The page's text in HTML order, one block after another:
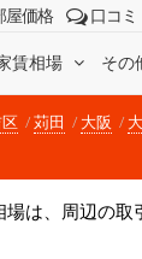
賃相場 その
屋価格 口コミ
苅田 大阪
は、周辺の取